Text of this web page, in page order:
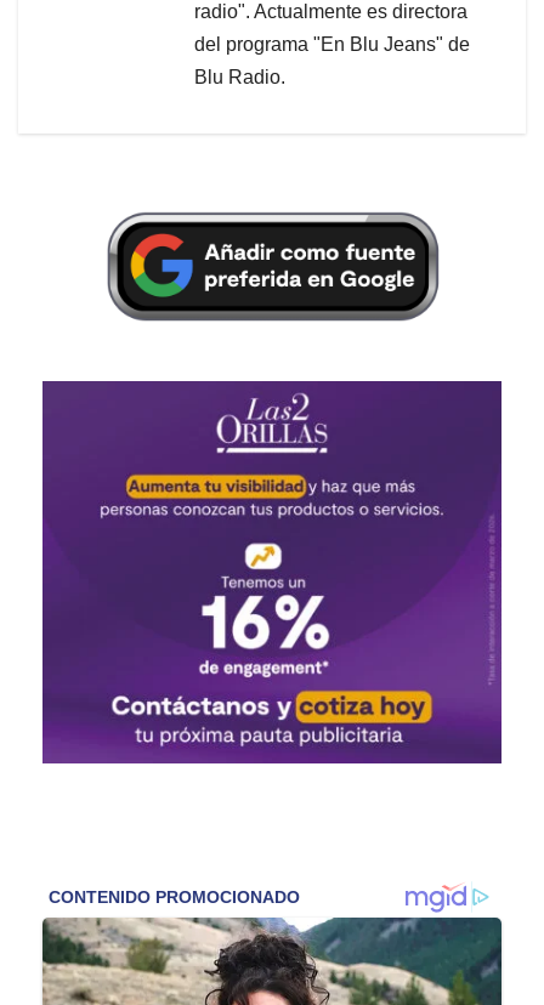
radio". Actualmente es directora
del programa "En Blu Jeans" de
Blu Radio.